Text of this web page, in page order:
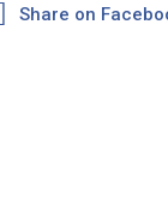
Share on